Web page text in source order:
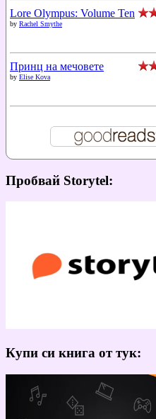
Lore Olympus: Volume Ten
by Rachel Smythe
Принц на мечовете
by Elise Kova
Пробвай Storytel:
Купи си книга от тук: